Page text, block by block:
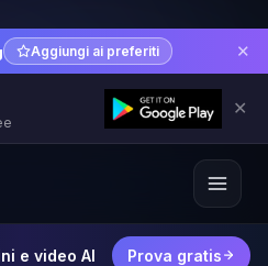
Aggiungi ai preferiti ✕
✕
e video AI Prova gratis